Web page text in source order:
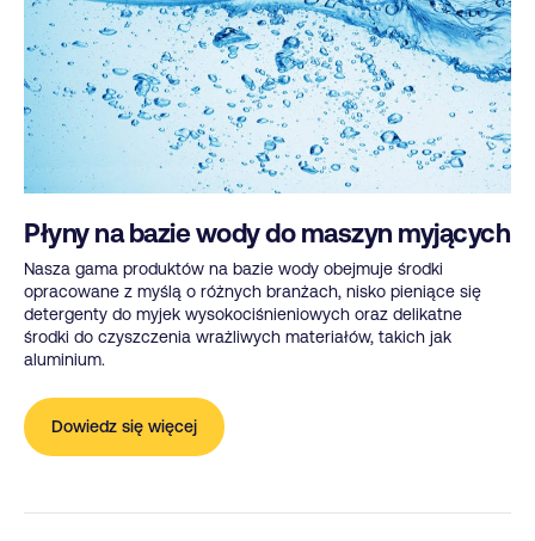
Płyny na bazie wody do maszyn myjących
Nasza gama produktów na bazie wody obejmuje środki
opracowane z myślą o różnych branżach, nisko pieniące się
detergenty do myjek wysokociśnieniowych oraz delikatne
środki do czyszczenia wrażliwych materiałów, takich jak
aluminium.
Dowiedz się więcej